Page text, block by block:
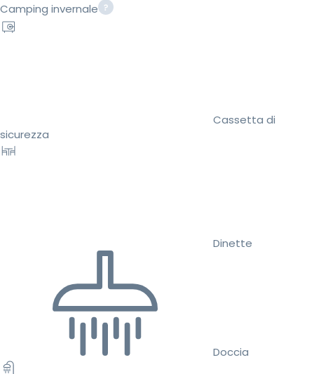
Camping invernale
Cassetta di
sicurezza
Dinette
Doccia